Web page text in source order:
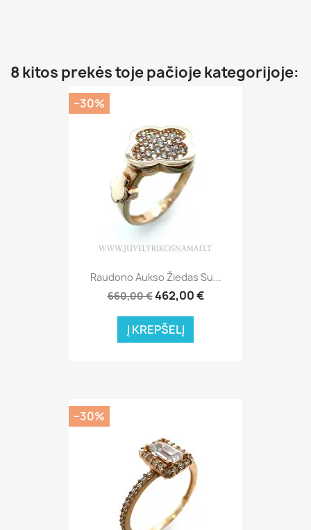
8 kitos prekės toje pačioje kategorijoje:
Raudono Aukso Žiedas Su...
660,00 €462,00 €
Į KREPŠELĮ
−30%
−30%